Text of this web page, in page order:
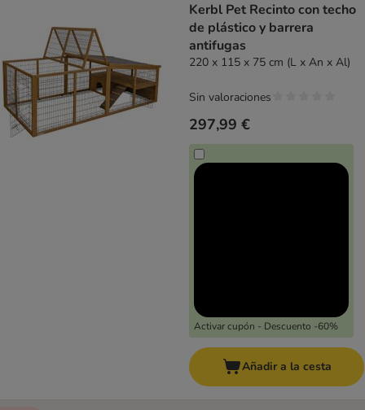
Kerbl Pet Recinto con techo
de plástico y barrera
antifugas
220 x 115 x 75 cm (L x An x Al)
297,99 €
Activar cupón - Descuento -60%
Sin valoraciones
Añadir a la cesta